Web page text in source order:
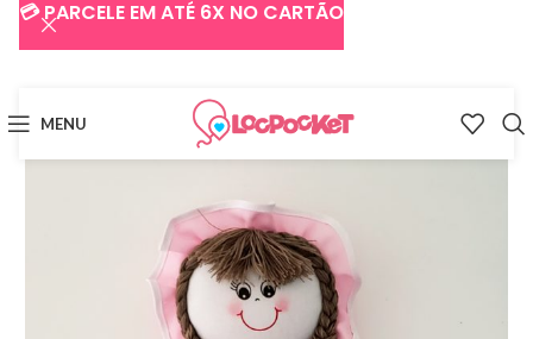
MENU
💳 PARCELE EM ATÉ 6X NO CARTÃO